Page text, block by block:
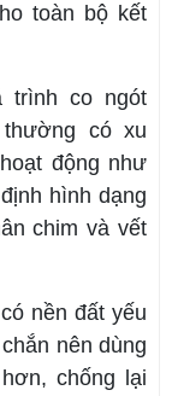
toàn bộ kết
trình co ngót
có xu
động như
hình dạng
chim và vết
nền đất yếu
nên dùng
chống lại